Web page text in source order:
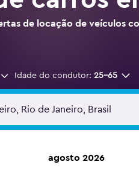
de locação de veículos
Idade do condutor: 25-65
agosto 2026